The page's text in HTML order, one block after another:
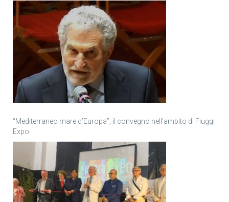
“Mediterraneo mare d’Europa”, il convegno nell’ambito di Fiuggi
Expo